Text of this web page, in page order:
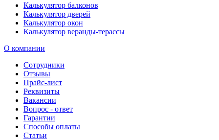
Калькулятор балконов
Калькулятор дверей
Калькулятор окон
Калькулятор веранды-терассы
О компании
Сотрудники
Отзывы
Прайс-лист
Реквизиты
Вакансии
Вопрос - ответ
Гарантии
Способы оплаты
Статьи